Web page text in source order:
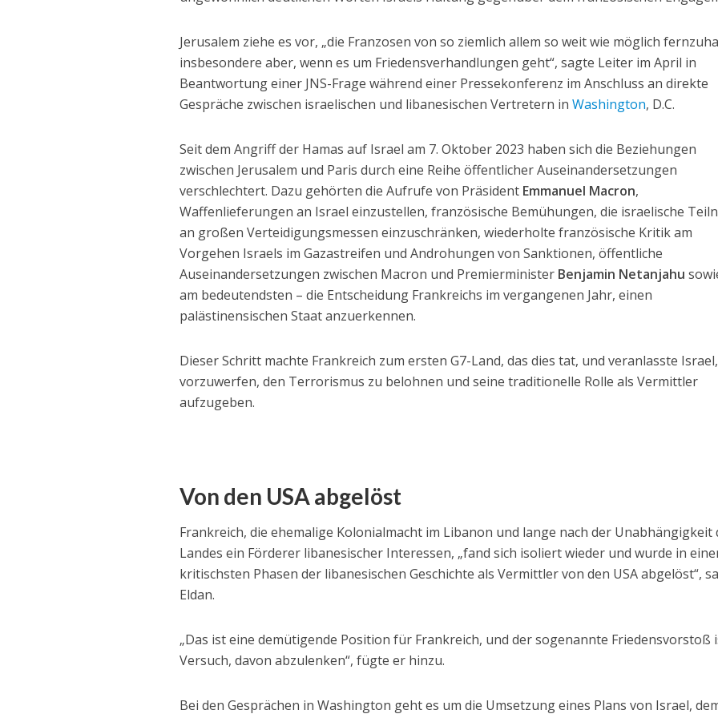
Jerusalem ziehe es vor, „die Franzosen von so ziemlich allem so weit wie möglich
insbesondere aber, wenn es um Friedensverhandlungen geht“, sagte Leiter im April in
Beantwortung einer JNS-Frage während einer Pressekonferenz im Anschluss an direkte
Gespräche zwischen israelischen und libanesischen Vertretern inWashington, D.C.
Seit dem Angriff der Hamas auf Israel am 7. Oktober 2023 haben sich die Beziehungen
zwischen Jerusalem und Paris durch eine Reihe öffentlicher Auseinandersetzungen
verschlechtert. Dazu gehörten die Aufrufe von Präsident Emmanuel Macron,
Waffenlieferungen an Israel einzustellen, französische Bemühungen, die israelische
an großen Verteidigungsmessen einzuschränken, wiederholte französische Kritik am
Vorgehen Israels im Gazastreifen und Androhungen von Sanktionen, öffentliche
Auseinandersetzungen zwischen Macron und Premierminister Benjamin Netanjahu
am bedeutendsten – die Entscheidung Frankreichs im vergangenen Jahr, einen
palästinensischen Staat anzuerkennen.
Dieser Schritt machte Frankreich zum ersten G7-Land, das dies tat, und veranlasste
vorzuwerfen, den Terrorismus zu belohnen und seine traditionelle Rolle als Vermittler
aufzugeben.
Von den USA abgelöst
Frankreich, die ehemalige Kolonialmacht im Libanon und lange nach der Unabhängigkeit
Landes ein Förderer libanesischer Interessen, „fand sich isoliert wieder und wurde in
kritischsten Phasen der libanesischen Geschichte als Vermittler von den USA abgelöst“,
Eldan.
„Das ist eine demütigende Position für Frankreich, und der sogenannte Friedensvorstoß
Versuch, davon abzulenken“, fügte er hinzu.
Bei den Gesprächen in Washington geht es um die Umsetzung eines Plans von Israel,